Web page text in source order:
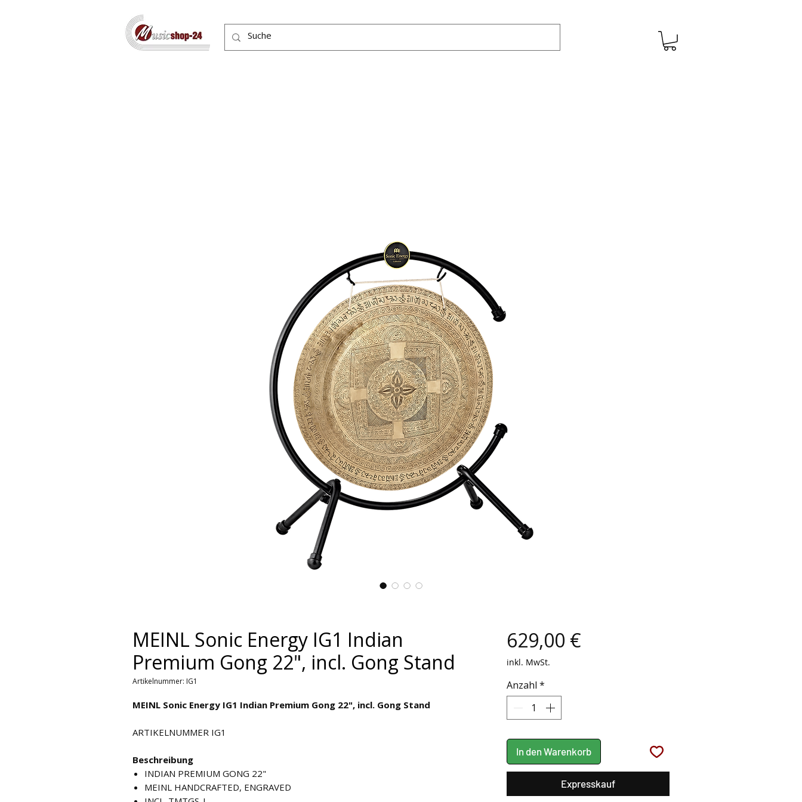
MEINL Sonic Energy IG1 Indian
Premium Gong 22", incl. Gong Stand
Artikelnummer: IG1
MEINL Sonic Energy IG1 Indian Premium Gong 22", incl. Gong Stand
ARTIKELNUMMER IG1
Beschreibung
INDIAN PREMIUM GONG 22"
MEINL HANDCRAFTED, ENGRAVED
629,00 €Preis
inkl. MwSt.
Anzahl *
In den Warenkorb
Expresskauf